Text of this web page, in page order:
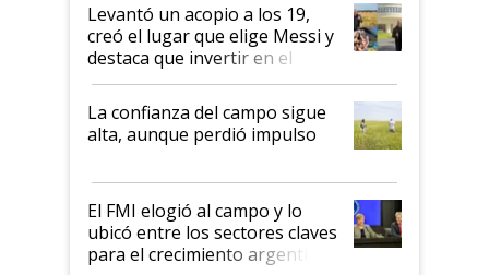
Levantó un acopio a los 19,
creó el lugar que elige Messi y
destaca que invertir en el
kirchnerismo era como "darle
plata a un hijo para droga":
Juan Félix Rossetti, el libertario
que de una dura crisis salió
de Milei
La confianza del campo sigue
alta, aunque perdió impulso
El FMI elogió al campo y lo
ubicó entre los sectores claves
para el crecimiento argentino